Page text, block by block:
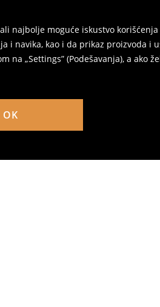
najbolje moguće iskustvo
i navika, kao i da prikaz proizvoda
„Settings” (Podešavanja), a ako
OK